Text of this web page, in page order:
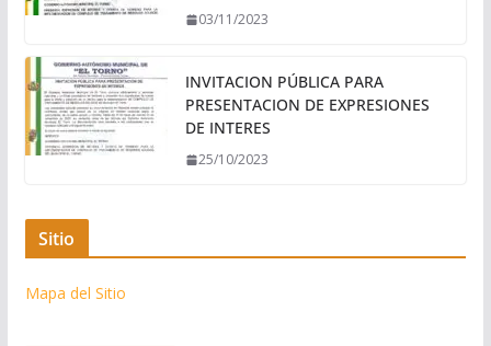
03/11/2023
INVITACION PÚBLICA PARA
PRESENTACION DE EXPRESIONES
DE INTERES
25/10/2023
Sitio
Mapa del Sitio